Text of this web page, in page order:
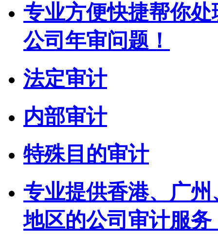
专业方便快捷帮你
公司年审问题！
法定审计
内部审计
特殊目的审计
专业提供香港、广
地区的公司审计服务